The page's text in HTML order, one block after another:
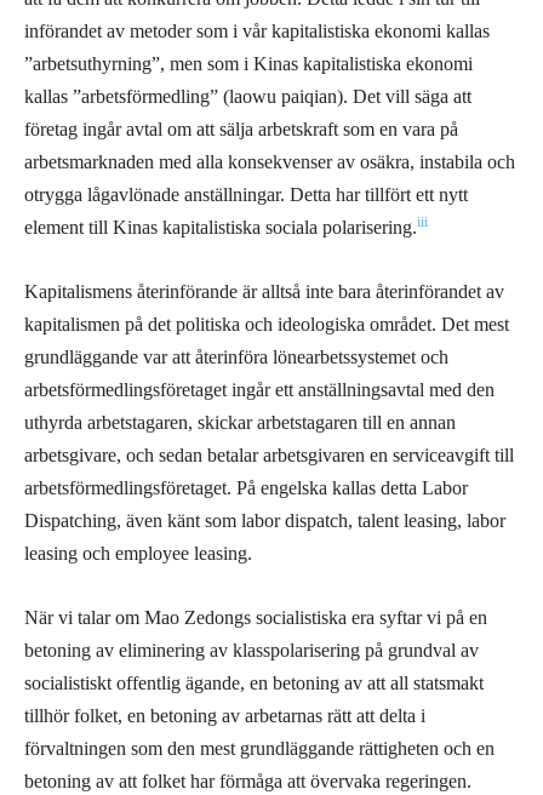
införandet av metoder som i vår kapitalistiska ekonomi kallas
”arbetsuthyrning”, men som i Kinas kapitalistiska ekonomi
kallas ”arbetsförmedling” (laowu paiqian). Det vill säga att
företag ingår avtal om att sälja arbetskraft som en vara på
arbetsmarknaden med alla konsekvenser av osäkra, instabila och
otrygga lågavlönade anställningar. Detta har tillfört ett nytt
element till Kinas kapitalistiska sociala polarisering.iii
Kapitalismens återinförande är alltså inte bara återinförandet av
kapitalismen på det politiska och ideologiska området. Det mest
grundläggande var att återinföra lönearbetssystemet och
arbetsförmedlingsföretaget ingår ett anställningsavtal med den
uthyrda arbetstagaren, skickar arbetstagaren till en annan
arbetsgivare, och sedan betalar arbetsgivaren en serviceavgift till
arbetsförmedlingsföretaget. På engelska kallas detta Labor
Dispatching, även känt som labor dispatch, talent leasing, labor
leasing och employee leasing.
När vi talar om Mao Zedongs socialistiska era syftar vi på en
betoning av eliminering av klasspolarisering på grundval av
socialistiskt offentlig ägande, en betoning av att all statsmakt
tillhör folket, en betoning av arbetarnas rätt att delta i
förvaltningen som den mest grundläggande rättigheten och en
betoning av att folket har förmåga att övervaka regeringen.